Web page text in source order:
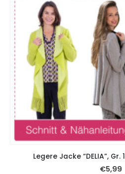
Legere Jacke “DELIA”,
€5,99